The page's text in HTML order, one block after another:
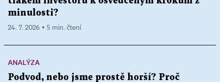
minulosti?
24. 7. 2026 ▪ 5 min. čtení
ANALÝZA
Podvod, nebo jsme prostě horší? Proč